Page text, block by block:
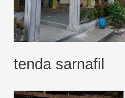
tenda sarnafil